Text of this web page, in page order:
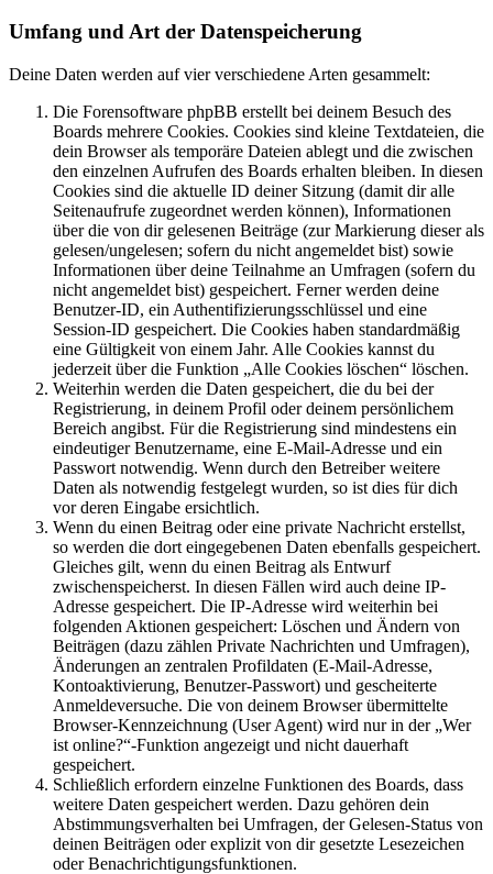
Umfang und Art der Datenspeicherung
Deine Daten werden auf vier verschiedene Arten gesammelt:
Die Forensoftware phpBB erstellt bei deinem Besuch des
Boards mehrere Cookies. Cookies sind kleine Textdateien, die
dein Browser als temporäre Dateien ablegt und die zwischen
den einzelnen Aufrufen des Boards erhalten bleiben. In diesen
Cookies sind die aktuelle ID deiner Sitzung (damit dir alle
Seitenaufrufe zugeordnet werden können), Informationen
über die von dir gelesenen Beiträge (zur Markierung dieser als
gelesen/ungelesen; sofern du nicht angemeldet bist) sowie
Informationen über deine Teilnahme an Umfragen (sofern du
nicht angemeldet bist) gespeichert. Ferner werden deine
Benutzer-ID, ein Authentifizierungsschlüssel und eine
Session-ID gespeichert. Die Cookies haben standardmäßig
eine Gültigkeit von einem Jahr. Alle Cookies kannst du
jederzeit über die Funktion „Alle Cookies löschen“ löschen.
Weiterhin werden die Daten gespeichert, die du bei der
Registrierung, in deinem Profil oder deinem persönlichem
Bereich angibst. Für die Registrierung sind mindestens ein
eindeutiger Benutzername, eine E-Mail-Adresse und ein
Passwort notwendig. Wenn durch den Betreiber weitere
Daten als notwendig festgelegt wurden, so ist dies für dich
vor deren Eingabe ersichtlich.
Wenn du einen Beitrag oder eine private Nachricht erstellst,
so werden die dort eingegebenen Daten ebenfalls gespeichert.
Gleiches gilt, wenn du einen Beitrag als Entwurf
zwischenspeicherst. In diesen Fällen wird auch deine IP-
Adresse gespeichert. Die IP-Adresse wird weiterhin bei
folgenden Aktionen gespeichert: Löschen und Ändern von
Beiträgen (dazu zählen Private Nachrichten und Umfragen),
Änderungen an zentralen Profildaten (E-Mail-Adresse,
Kontoaktivierung, Benutzer-Passwort) und gescheiterte
Anmeldeversuche. Die von deinem Browser übermittelte
Browser-Kennzeichnung (User Agent) wird nur in der „Wer
ist online?“-Funktion angezeigt und nicht dauerhaft
gespeichert.
Schließlich erfordern einzelne Funktionen des Boards, dass
weitere Daten gespeichert werden. Dazu gehören dein
Abstimmungsverhalten bei Umfragen, der Gelesen-Status von
deinen Beiträgen oder explizit von dir gesetzte Lesezeichen
oder Benachrichtigungsfunktionen.